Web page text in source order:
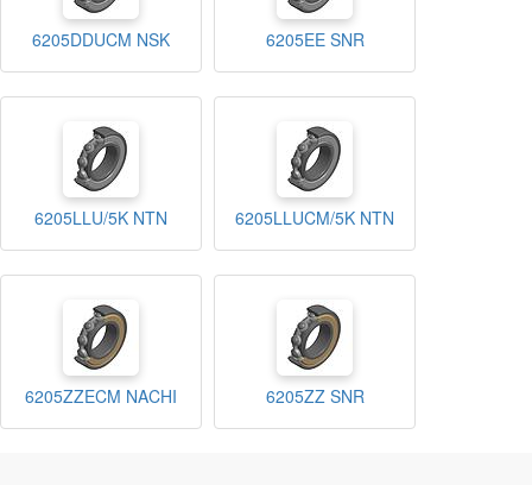
6205DDUCM NSK 6205EE SNR
6205LLU/5K NTN 6205LLUCM/5K NTN
6205ZZECM NACHI 6205ZZ SNR